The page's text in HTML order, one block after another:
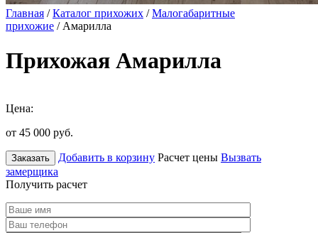
Главная /Каталог прихожих /Малогабаритные
прихожие / Амарилла
Прихожая Амарилла
Цена:
от 45 000 руб.
Заказать Добавить в корзину Расчет цены Вызвать
замерщика
Получить расчет